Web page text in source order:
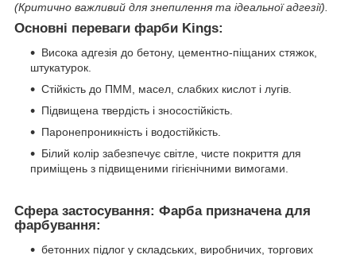
(Критично важливий для знепилення та ідеальної адгезії).
Основні переваги фарби Kings:
Висока адгезія до бетону, цементно-піщаних стяжок,
штукатурок.
Стійкість до ПММ, масел, слабких кислот і лугів.
Підвищена твердість і зносостійкість.
Паронепроникність і водостійкість.
Білий колір забезпечує світле, чисте покриття для
приміщень з підвищеними гігієнічними вимогами.
Сфера застосування: Фарба призначена для
фарбування:
бетонних підлог у складських, виробничих, торгових